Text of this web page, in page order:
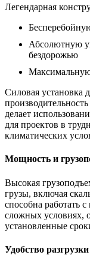
Легендарная
Абсолютную
бездорожью
Максимальную
Силовая установка
делает
для проектов в
климатических
Мощность и
Высокая
грузы, включая
способна работать
сложных условиях,
установленные
Удобство разгрузки